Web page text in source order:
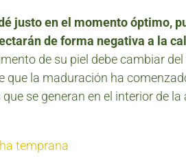
justo en el momento óptimo,
de forma negativa a la
de su piel debe cambiar
la maduración ha
se generan en el interior de la
temprana